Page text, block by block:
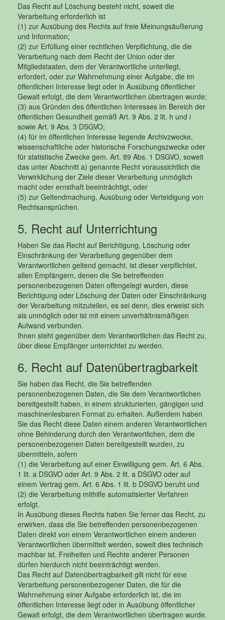
Das Recht auf Löschung besteht nicht, soweit die
Verarbeitung erforderlich ist
(1) zur Ausübung des Rechts auf freie Meinungsäußerung
und Information;
(2) zur Erfüllung einer rechtlichen Verpflichtung, die die
Verarbeitung nach dem Recht der Union oder der
Mitgliedstaaten, dem der Verantwortliche unterliegt,
erfordert, oder zur Wahrnehmung einer Aufgabe, die im
öffentlichen Interesse liegt oder in Ausübung öffentlicher
Gewalt erfolgt, die dem Verantwortlichen übertragen wurde;
(3) aus Gründen des öffentlichen Interesses im Bereich der
öffentlichen Gesundheit gemäß Art. 9 Abs. 2 lit. h und i
sowie Art. 9 Abs. 3 DSGVO;
(4) für im öffentlichen Interesse liegende Archivzwecke,
wissenschaftliche oder historische Forschungszwecke oder
für statistische Zwecke gem. Art. 89 Abs. 1 DSGVO, soweit
das unter Abschnitt a) genannte Recht voraussichtlich die
Verwirklichung der Ziele dieser Verarbeitung unmöglich
macht oder ernsthaft beeinträchtigt, oder
(5) zur Geltendmachung, Ausübung oder Verteidigung von
Rechtsansprüchen.
5. Recht auf Unterrichtung
Haben Sie das Recht auf Berichtigung, Löschung oder
Einschränkung der Verarbeitung gegenüber dem
Verantwortlichen geltend gemacht, ist dieser verpflichtet,
allen Empfängern, denen die Sie betreffenden
personenbezogenen Daten offengelegt wurden, diese
Berichtigung oder Löschung der Daten oder Einschränkung
der Verarbeitung mitzuteilen, es sei denn, dies erweist sich
als unmöglich oder ist mit einem unverhältnismäßigen
Aufwand verbunden.
Ihnen steht gegenüber dem Verantwortlichen das Recht zu,
über diese Empfänger unterrichtet zu werden.
6. Recht auf Datenübertragbarkeit
Sie haben das Recht, die Sie betreffenden
personenbezogenen Daten, die Sie dem Verantwortlichen
bereitgestellt haben, in einem strukturierten, gängigen und
maschinenlesbaren Format zu erhalten. Außerdem haben
Sie das Recht diese Daten einem anderen Verantwortlichen
ohne Behinderung durch den Verantwortlichen, dem die
personenbezogenen Daten bereitgestellt wurden, zu
übermitteln, sofern
(1) die Verarbeitung auf einer Einwilligung gem. Art. 6 Abs.
1 lit. a DSGVO oder Art. 9 Abs. 2 lit. a DSGVO oder auf
einem Vertrag gem. Art. 6 Abs. 1 lit. b DSGVO beruht und
(2) die Verarbeitung mithilfe automatisierter Verfahren
erfolgt.
In Ausübung dieses Rechts haben Sie ferner das Recht, zu
erwirken, dass die Sie betreffenden personenbezogenen
Daten direkt von einem Verantwortlichen einem anderen
Verantwortlichen übermittelt werden, soweit dies technisch
machbar ist. Freiheiten und Rechte anderer Personen
dürfen hierdurch nicht beeinträchtigt werden.
Das Recht auf Datenübertragbarkeit gilt nicht für eine
Verarbeitung personenbezogener Daten, die für die
Wahrnehmung einer Aufgabe erforderlich ist, die im
öffentlichen Interesse liegt oder in Ausübung öffentlicher
Gewalt erfolgt, die dem Verantwortlichen übertragen wurde.